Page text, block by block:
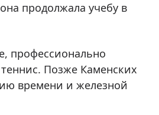
продолжала учебу в
профессионально
Позже Каменских
времени и железной